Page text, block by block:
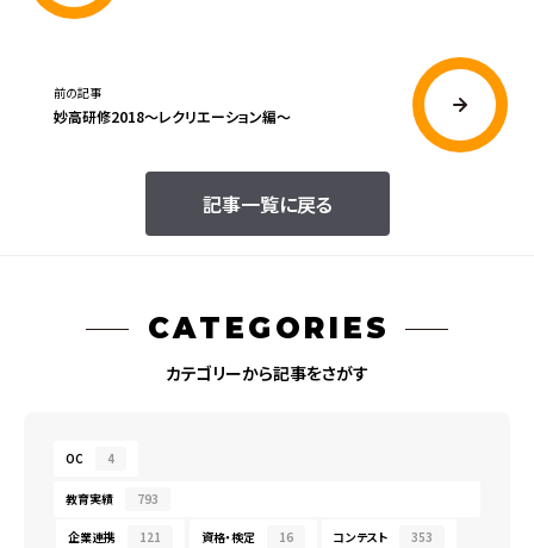
記事一覧に戻る
前の記事
妙高研修2018～レクリエーション編～
CATEGORIES
カテゴリーから記事をさがす
OC 4
教育実績 793
企業連携 121 資格・検定 16 コンテスト 353